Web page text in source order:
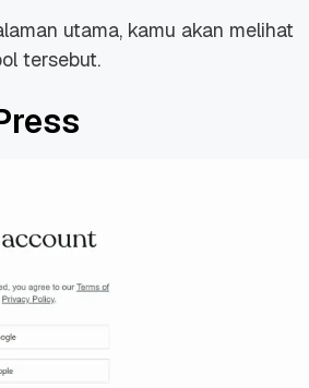
utama, kamu akan melihat
tersebut.